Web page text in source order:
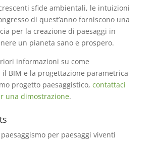
sfide ambientali, le intuizioni
di quest’anno forniscono una
per la creazione di paesaggi in
un pianeta sano e prospero.
informazioni su come
BIM e la progettazione parametrica
progetto paesaggistico, contattaci
una dimostrazione.
per paesaggi viventi